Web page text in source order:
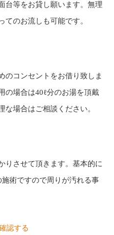
台等をお貸し願います。無理
てのお流しも可能です。
のコンセントをお借り致しま
の場合は40ℓ分のお湯を頂戴
な場合はご相談ください。
りさせて頂きます。基本的に
術ですので周りが汚れる事
認する